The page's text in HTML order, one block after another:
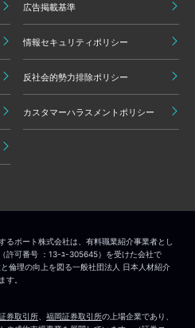
広告掲載基準
情報セキュリティポリシー
反社会的勢力排除ポリシー
カスタマーハラスメントポリシー